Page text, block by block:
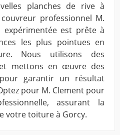
planches de rive à
professionnel M.
expérimentée est prête à
les plus pointues en
Nous utilisons des
mettons en œuvre des
garantir un résultat
pour M. Clement pour
assurant la
votre toiture à Gorcy.